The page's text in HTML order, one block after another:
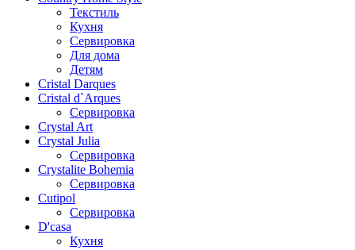
Текстиль
Кухня
Сервировка
Для дома
Детям
Cristal Darques
Cristal d`Arques
Сервировка
Crystal Art
Crystal Julia
Сервировка
Crystalite Bohemia
Сервировка
Cutipol
Сервировка
D'casa
Кухня